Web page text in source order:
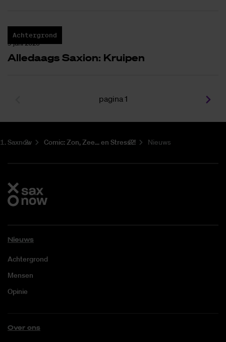
Achtergrond
9 juni 2026
Alledaags Saxion: Kruipen
pagina 1
Saxnow Co­mic: Zon, Zee... en Stress?! Nieuws
Nieuws
Achtergrond
Mensen
Opinie
Over ons